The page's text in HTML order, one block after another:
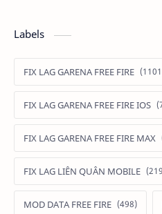
Labels
FIX LAG GARENA FREE FIRE
FIX LAG GARENA FREE FIRE IOS
FIX LAG GARENA FREE FIRE MAX
FIX LAG LIÊN QUÂN MOBILE
MOD DATA FREE FIRE